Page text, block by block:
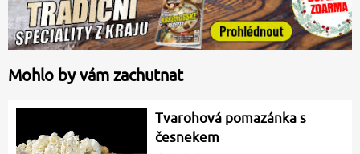
Mohlo by vám zachutnat
Tvarohová pomazánka s
česnekem